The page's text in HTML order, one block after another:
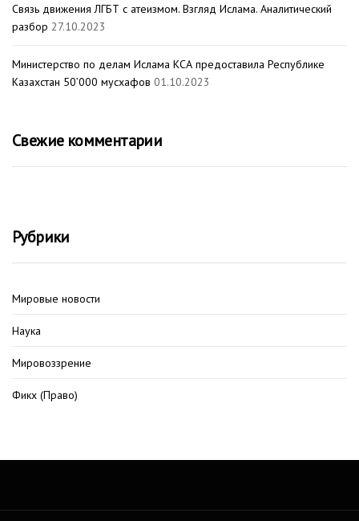
Связь движения ЛГБТ с атеизмом. Взгляд Ислама. Аналитический
разбор 27.10.2023
Министерство по делам Ислама КСА предоставила Республике
Казахстан 50’000 мусхафов 01.10.2023
Свежие комментарии
Рубрики
Мировые новости
Наука
Мировоззрение
Фикх (Право)